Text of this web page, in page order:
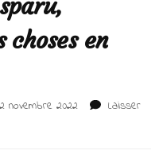
choses en
novembre 2022
Laisser